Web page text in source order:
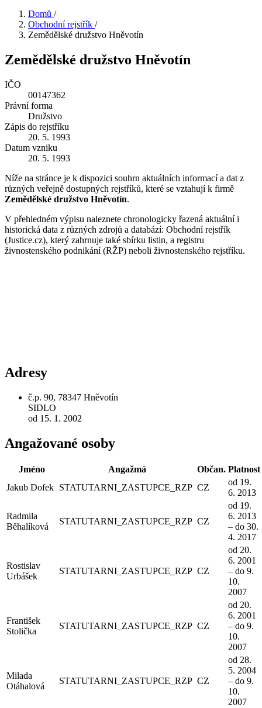
Domů /
Obchodní rejstřík /
Zemědělské družstvo Hněvotín
Zemědělské družstvo Hněvotín
IČO
00147362
Právní forma
Družstvo
Zápis do rejstříku
20. 5. 1993
Datum vzniku
20. 5. 1993
Níže na stránce je k dispozici souhrn aktuálních informací a dat z
různých veřejně dostupných rejstříků, které se vztahují k firmě
Zemědělské družstvo Hněvotín.
V přehledném výpisu naleznete chronologicky řazená aktuální i
historická data z různých zdrojů a databází: Obchodní rejstřík
(Justice.cz), který zahrnuje také sbírku listin, a registru
živnostenského podnikání (RŽP) neboli živnostenského rejstříku.
Adresy
č.p. 90, 78347 Hněvotín
SIDLO
od 15. 1. 2002
Angažované osoby
Jméno Angažmá Občan. Platnost
Jakub Dofek STATUTARNI_ZASTUPCE_RZP CZ
od 19.
6. 2013
Radmila
Běhalíková
STATUTARNI_ZASTUPCE_RZP CZ
od 19.
6. 2013
– do 30.
4. 2017
Rostislav
Urbášek
STATUTARNI_ZASTUPCE_RZP CZ
od 20.
6. 2001
– do 9.
10.
2007
František
Stolička
STATUTARNI_ZASTUPCE_RZP CZ
od 20.
6. 2001
– do 9.
10.
2007
Milada
Otáhalová
STATUTARNI_ZASTUPCE_RZP CZ
od 28.
5. 2004
– do 9.
10.
2007